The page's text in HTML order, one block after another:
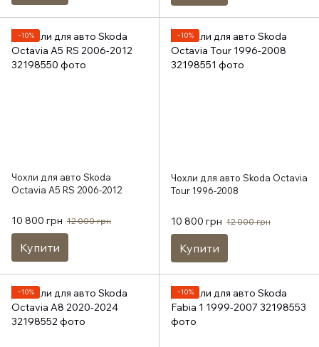
−10%
Чохли для авто Skoda
Octavia A5 RS 2006-2012
10 800 грн 12 000 грн
Купити
−10%
Чохли для авто Skoda Octavia
Tour 1996-2008
10 800 грн 12 000 грн
Купити
−10% −10%